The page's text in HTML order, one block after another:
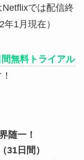
では配信終
1月現在）
無料トライアル
随一！
31日間）